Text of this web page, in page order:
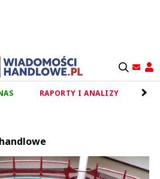
RAPORTY I ANALIZY